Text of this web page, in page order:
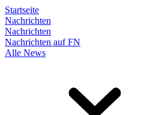
Startseite
Nachrichten
Nachrichten
Nachrichten auf FN
Alle News